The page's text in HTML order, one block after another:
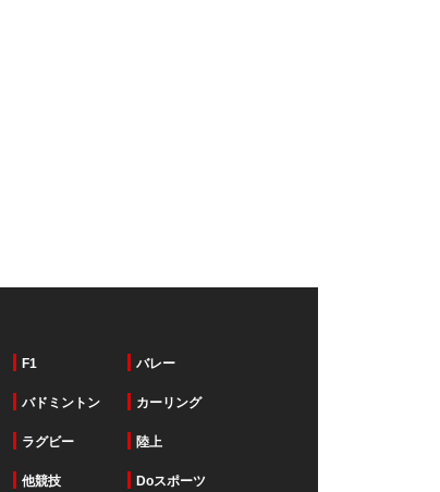
F1 バレー
バドミントン カーリング
ラグビー 陸上
他競技 Doスポーツ